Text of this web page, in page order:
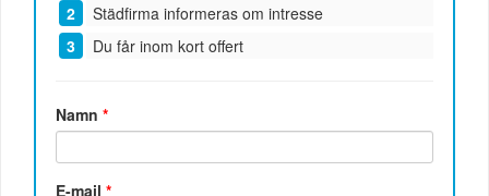
Städfirma informeras om intresse
Du får inom kort offert
Namn*
E-mail*